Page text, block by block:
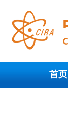
首页